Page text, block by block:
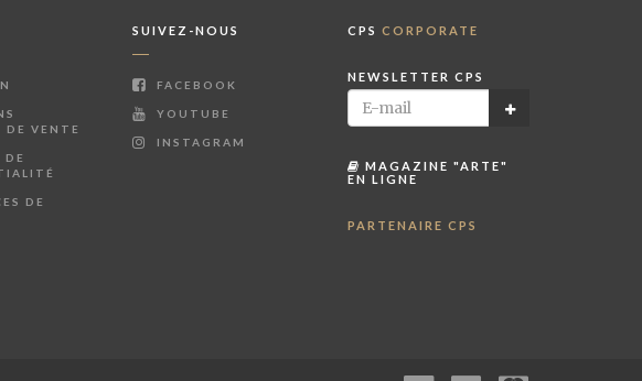
DE VENTE
DE
SUIVEZ-NOUS
FACEBOOK
YOUTUBE
INSTAGRAM
CPS CORPORATE
NEWSLETTER CPS
MAGAZINE "ARTE"
EN LIGNE
PARTENAIRE CPS